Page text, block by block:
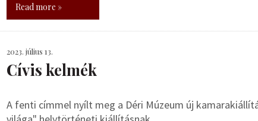
Read more »
2023. július 13.
Cívis kelmék
A fenti címmel nyílt meg a Déri Múzeum új